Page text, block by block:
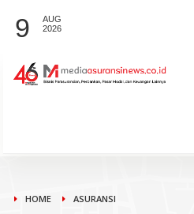
9
AUG
2026
HOME ASURANSI